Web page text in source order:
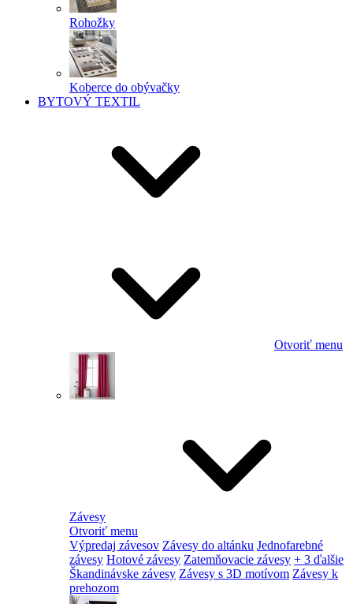
Rohožky
Koberce do obývačky
BYTOVÝ TEXTIL
Otvoriť menu
Závesy
Otvoriť menu
Výpredaj závesov Závesy do altánku Jednofarebné
závesy Hotové závesy Zatemňovacie závesy + 3 ďalšie
Škandinávske závesy Závesy s 3D motívom Závesy k
prehozom